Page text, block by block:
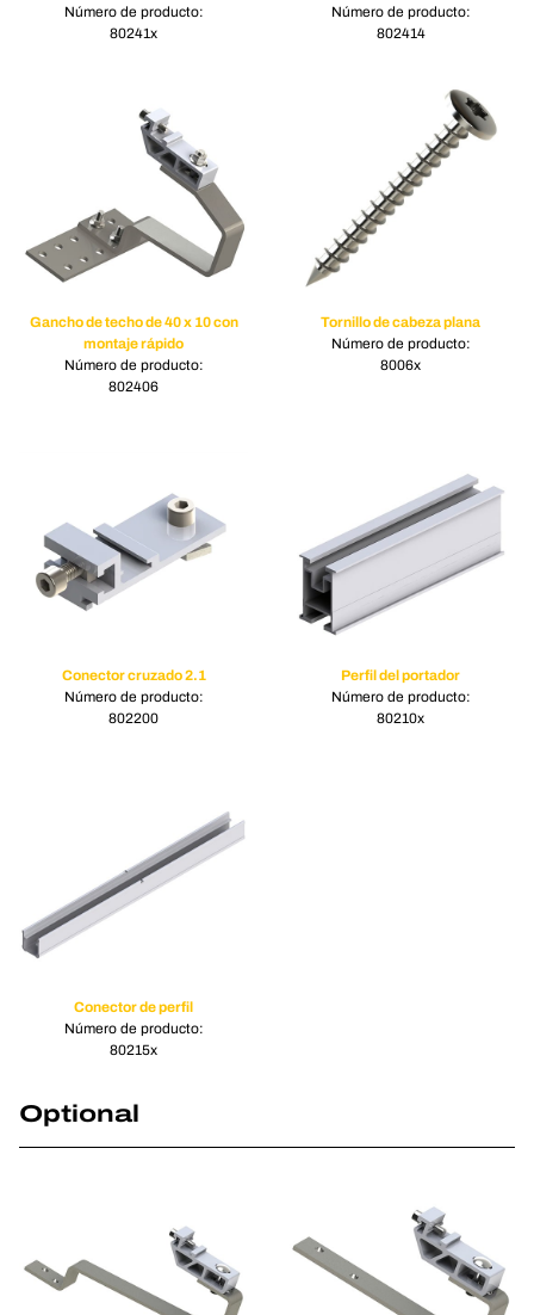
Número de producto:
80241x
Número de producto:
802414
Gancho de techo de 40 x 10 con
montaje rápido
Número de producto:
802406
Tornillo de cabeza plana
Número de producto:
8006x
Conector cruzado 2.1
Número de producto:
802200
Perfil del portador
Número de producto:
80210x
Conector de perfil
Número de producto:
80215x
Optional